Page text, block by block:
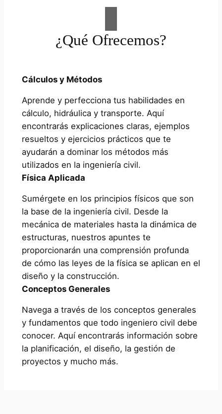
¿Qué Ofrecemos?
Cálculos y Métodos
Aprende y perfecciona tus habilidades en
cálculo, hidráulica y transporte. Aquí
encontrarás explicaciones claras, ejemplos
resueltos y ejercicios prácticos que te
ayudarán a dominar los métodos más
utilizados en la ingeniería civil.
Física Aplicada
Sumérgete en los principios físicos que son
la base de la ingeniería civil. Desde la
mecánica de materiales hasta la dinámica de
estructuras, nuestros apuntes te
proporcionarán una comprensión profunda
de cómo las leyes de la física se aplican en el
diseño y la construcción.
Conceptos Generales
Navega a través de los conceptos generales
y fundamentos que todo ingeniero civil debe
conocer. Aquí encontrarás información sobre
la planificación, el diseño, la gestión de
proyectos y mucho más.